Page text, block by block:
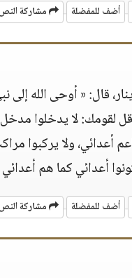
أضف للمفضلة مشاركة النص
قال: « أوحى الله إلى
لقومك: لا يدخلوا مدخل
أعدائي، ولا يركبوا
أعدائي كما هم
أضف للمفضلة مشاركة النص